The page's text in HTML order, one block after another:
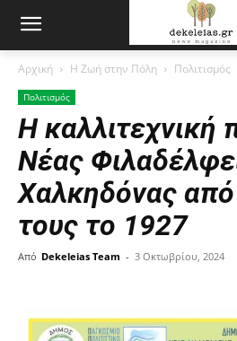
Αρχική Η Ζωή στην Πόλη Πολιτισμός
Πολιτισμός
Η καλλιτεχνική
Νέας
Χαλκηδόνας από
τους το 1927
Από Dekeleias Team - 3 Οκτωβρίου, 2024